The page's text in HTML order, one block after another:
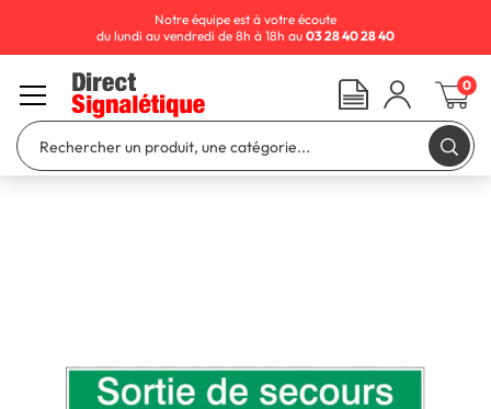
Notre équipe est à votre écoute
du lundi au vendredi de 8h à 18h au 03 28 40 28 40
0